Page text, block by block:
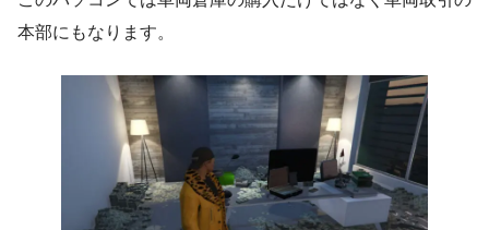
本部にもなります。